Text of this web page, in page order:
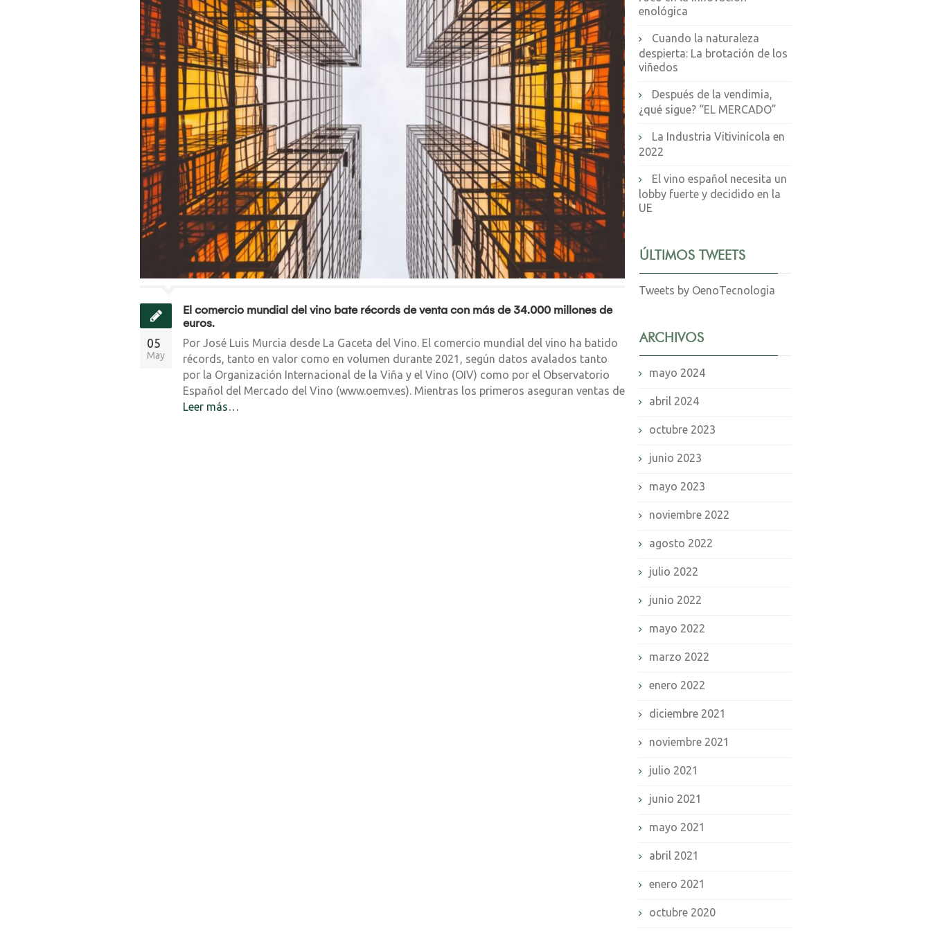
05
May
El comercio mundial del vino bate récords de venta con más de 34.000 millones de
euros.
Por José Luis Murcia desde La Gaceta del Vino. El comercio mundial del vino ha batido
récords, tanto en valor como en volumen durante 2021, según datos avalados tanto
por la Organización Internacional de la Viña y el Vino (OIV) como por el Observatorio
Español del Mercado del Vino (www.oemv.es). Mientras los primeros aseguran ventas de
Leer más…
enológica
Cuando la naturaleza
despierta: La brotación de los
viñedos
Después de la vendimia,
¿qué sigue? “EL MERCADO”
La Industria Vitivinícola en
2022
El vino español necesita un
lobby fuerte y decidido en la
UE
ÚLTIMOS TWEETS
Tweets by OenoTecnologia
ARCHIVOS
mayo 2024
abril 2024
octubre 2023
junio 2023
mayo 2023
noviembre 2022
agosto 2022
julio 2022
junio 2022
mayo 2022
marzo 2022
enero 2022
diciembre 2021
noviembre 2021
julio 2021
junio 2021
mayo 2021
abril 2021
enero 2021
octubre 2020